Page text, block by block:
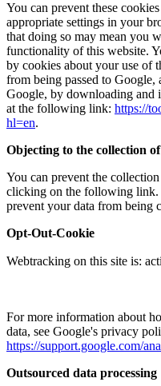
You can prevent these
appropriate settings in your
that doing so may mean you
functionality of this website.
by cookies about your use of
from being passed to Google,
Google, by downloading and
at the following link: https://
hl=en.
Objecting to the collection
You can prevent the
clicking on the following
prevent your data from being
Opt-Out-Cookie
Webtracking on this site is:
For more information about
data, see Google's privacy
https://support.google.com/
Outsourced data processing